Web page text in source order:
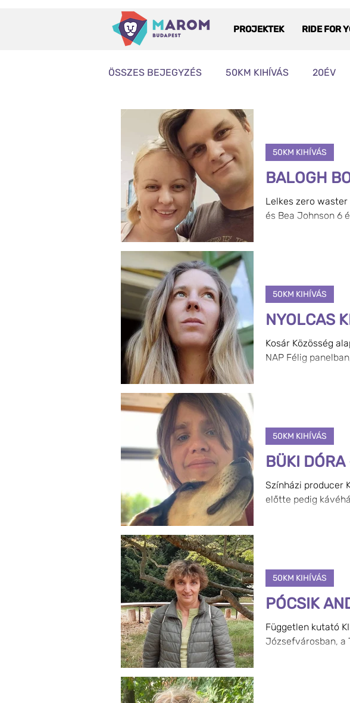
PROJEKTEK RIDE FOR
ÖSSZES BEJEGYZÉS 50KM KIHÍVÁS 20ÉV
NAGYKÖVET PROG
KLÍMAAKCIÓ NEKÜNK KELL HAJTANI
BALOGH
Lelkes zero waster
és Bea Johnson 6
50KM KIHÍVÁS
NYOLCAS
Kosár Közösség
NAP Félig
50KM KIHÍVÁS
BÜKI
Színházi producer
előtte pedig
50KM KIHÍVÁS
PÓCSIK
Független kutató
Józsefvárosban, a
50KM KIHÍVÁS